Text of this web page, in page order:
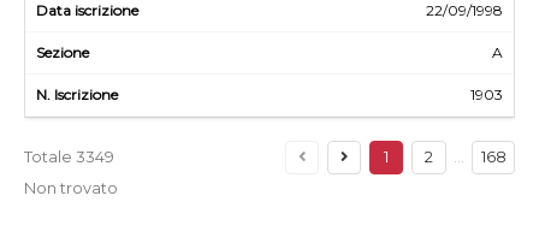
22/09/1998
A
1903
Totale 3349 1 2 …
168
Non trovato